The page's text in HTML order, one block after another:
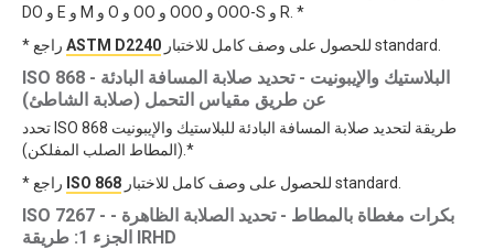
DO و E و M و O و OO و OOO و OOO-S و R. *
ASTM D2240 للحصول على وصف كامل للاختبار standard.
ISO 868 - البلاستيك والإيبونيت - تحديد صلابة المسافة البادئة
عن طريق مقياس التحمل (صلابة الشاطئ)
تحدد ISO 868 طريقة لتحديد صلابة المسافة البادئة للبلاستيك والإيبونيت
(المطاط الصلب المفلكن).*
ISO 868 للحصول على وصف كامل للاختبار standard.
ISO 7267 - بكرات مغطاة بالمطاط - تحديد الصلابة الظاهرة -
الجزء 1: طريقة IRHD